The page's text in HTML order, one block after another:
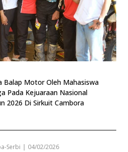
Balap Motor Oleh Mahasiswa
Pada Kejuaraan Nasional
2026 Di Sirkuit Cambora
Serbi | 04/02/2026